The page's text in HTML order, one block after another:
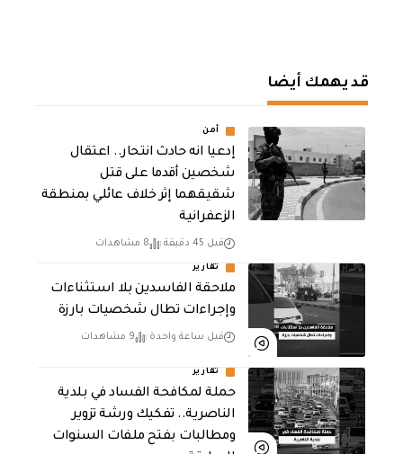
قد يهمك أيضا
أمن
إدعيا انه حادث انتحار.. اعتقال
شخصين أقدما على قتل
شقيقهما إثر خلاف عائلي بمنطقة
الزعفرانية
قبل 45 دقيقة 8 مشاهدات
تقارير
ملاحقة الفاسدين بلا استثناءات
وإجراءات تطال شخصيات بارزة
قبل ساعة واحدة 9 مشاهدات
تقارير
حملة لمكافحة الفساد في بلدية
الناصرية.. تفكيك ورشة تزوير
ومطالبات بفتح ملفات السنوات